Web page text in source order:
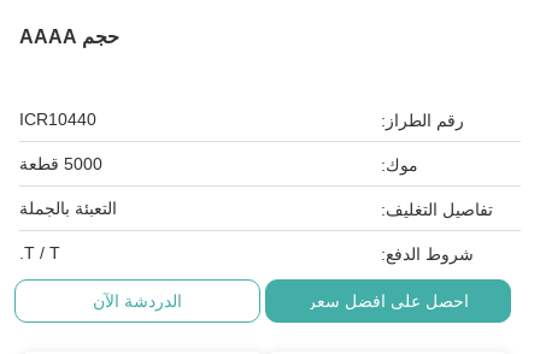
حجم AAAA
رقم الطراز: ICR10440
موك: 5000 قطعة
تفاصيل التغليف: التعبئة بالجملة
شروط الدفع: T / T.
احصل على افضل سعر الدردشة الآن